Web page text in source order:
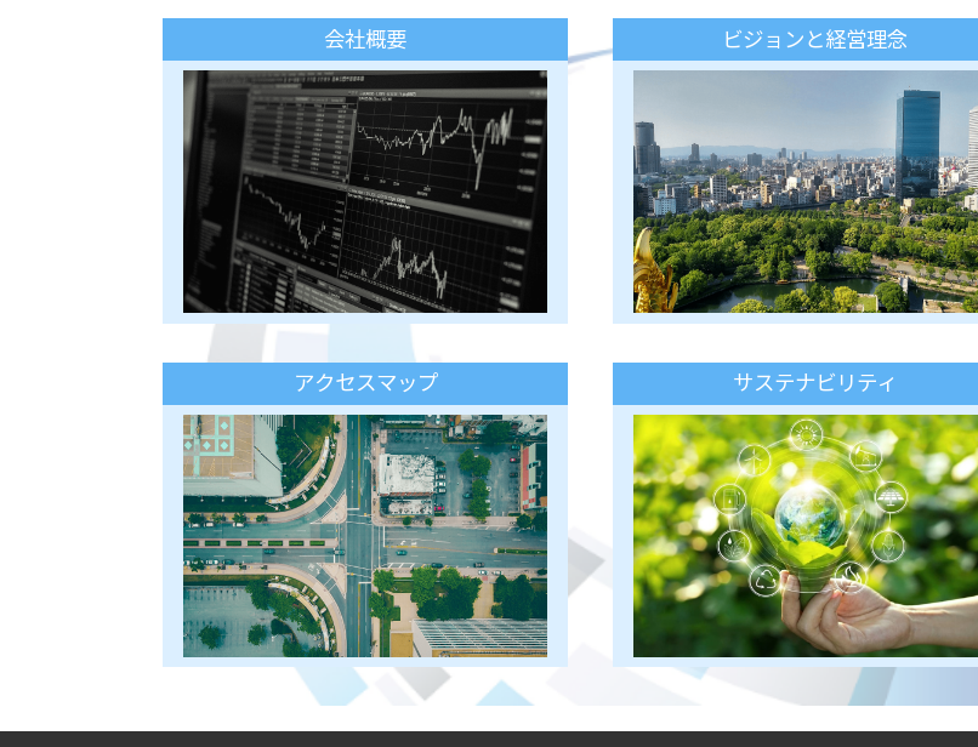
会社概要 ビジョンと経営理念
アクセスマップ サステナビリティ